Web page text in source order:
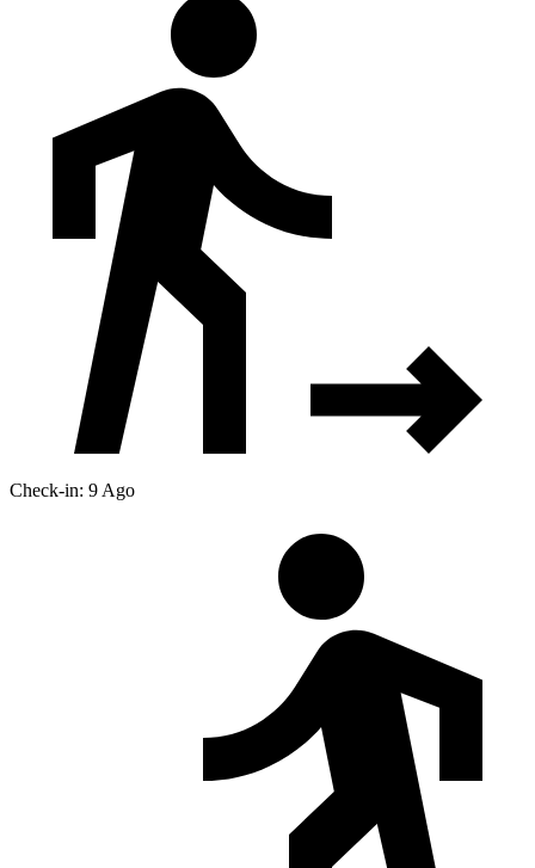
Check-in: 9 Ago